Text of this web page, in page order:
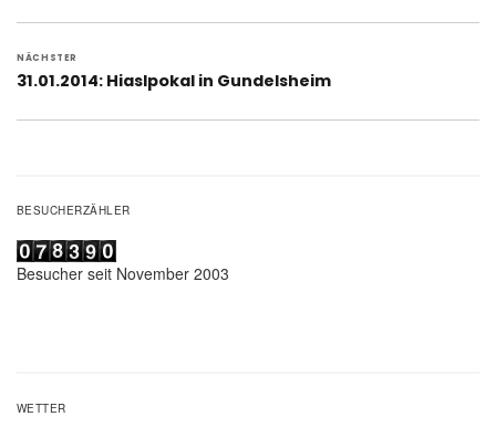
NÄCHSTER
Nächster
31.01.2014: Hiaslpokal in Gundelsheim
BESUCHERZÄHLER
Besucher seit November 2003
WETTER